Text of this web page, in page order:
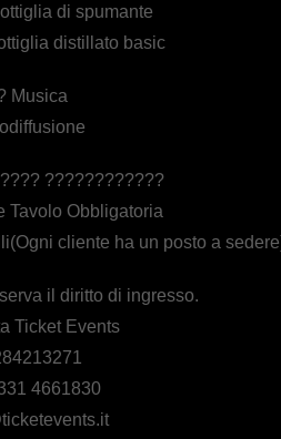
di spumante
distillato basic
Musica
????????????
Tavolo Obbligatoria
cliente ha un posto a
il diritto di ingresso.
Ticket Events
4661830